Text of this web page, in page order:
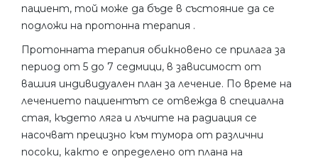
пациент, той може да бъде в състояние да се
подложи на протонна терапия .
Протонната терапия обикновено се прилага за
период от 5 до 7 седмици, в зависимост от
вашия индивидуален план за лечение. По време на
лечението пациентът се отвежда в специална
стая, където ляга и лъчите на радиация се
насочват прецизно към тумора от различни
посоки, както е определено от плана на